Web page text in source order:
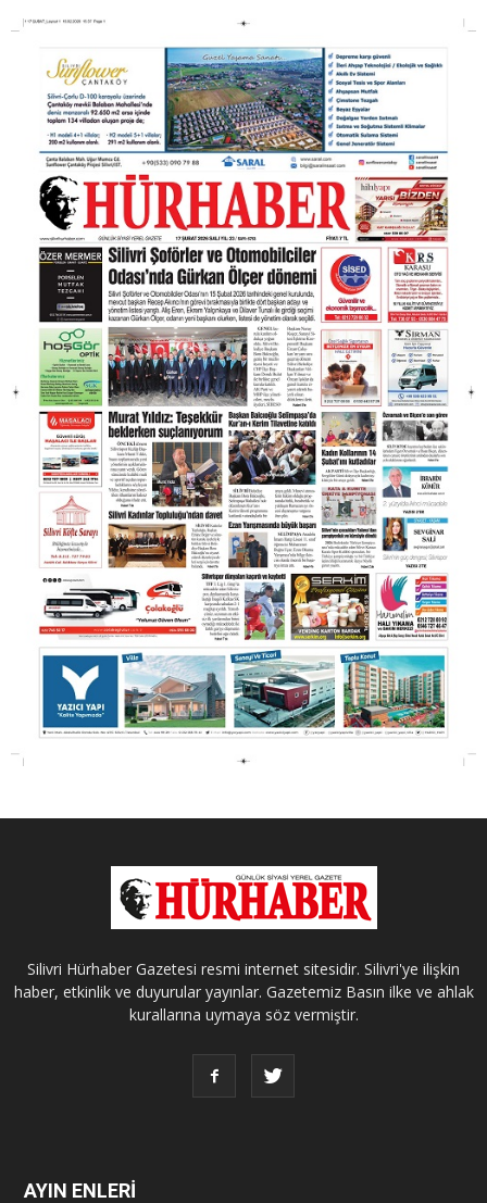
Silivri Hürhaber Gazetesi resmi internet sitesidir. Silivri'ye ilişkin
haber, etkinlik ve duyurular yayınlar. Gazetemiz Basın ilke ve ahlak
kurallarına uymaya söz vermiştir.
AYIN ENLERİ